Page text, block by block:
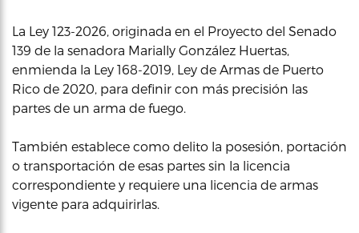
La Ley 123-2026, originada en el Proyecto del Senado
139 de la senadora Marially González Huertas,
enmienda la Ley 168-2019, Ley de Armas de Puerto
Rico de 2020, para definir con más precisión las
partes de un arma de fuego.
También establece como delito la posesión, portación
o transportación de esas partes sin la licencia
correspondiente y requiere una licencia de armas
vigente para adquirirlas.